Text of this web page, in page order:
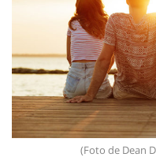
(Foto de Dean